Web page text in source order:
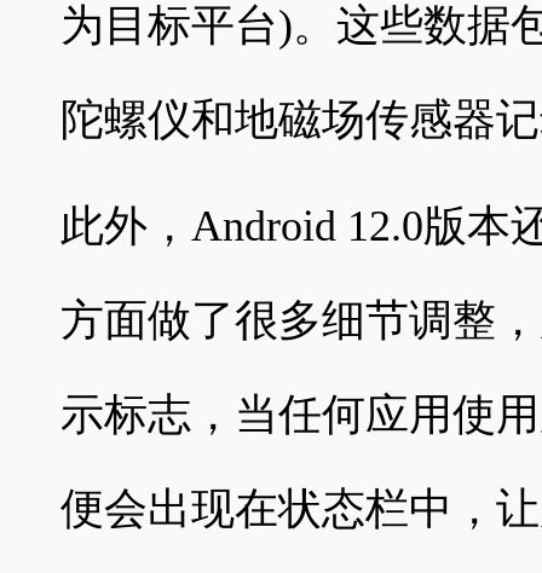
为目标平台)。这些数据
陀螺仪和地磁场传感器
此外，Android 12.0版本
方面做了很多细节调整
示标志，当任何应用使
便会出现在状态栏中，